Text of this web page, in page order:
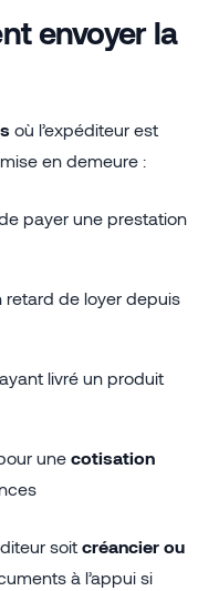
envoyer la
où l’expéditeur est
en demeure :
payer une prestation
retard de loyer depuis
livré un produit
une cotisation
soit créancier ou
à l’appui si